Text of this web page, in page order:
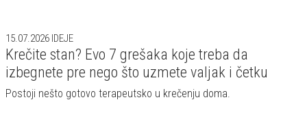
15.07.2026 IDEJE
Krečite stan? Evo 7 grešaka koje treba da
izbegnete pre nego što uzmete valjak i četku
Postoji nešto gotovo terapeutsko u krečenju doma.